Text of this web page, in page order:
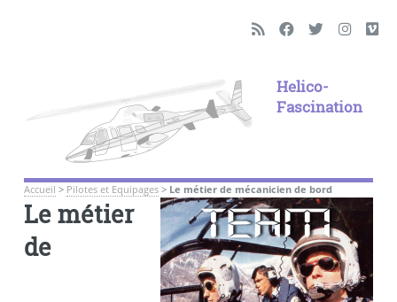
Helico-
Fascination
Accueil > Pilotes et Equipages> Le métier de mécanicien de bord
Le métier
de